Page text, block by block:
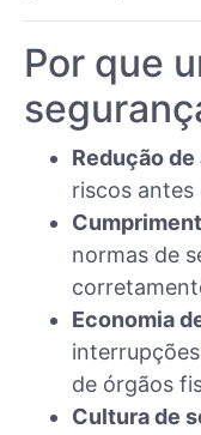
Por que
Redução
riscos antes
normas de
Economia
de órgãos
Cultura de